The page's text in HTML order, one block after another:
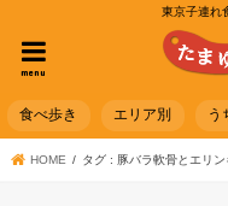
東京子連れ
menu
食べ歩き エリア別 う
HOME タグ : 豚バラ軟骨とエリ